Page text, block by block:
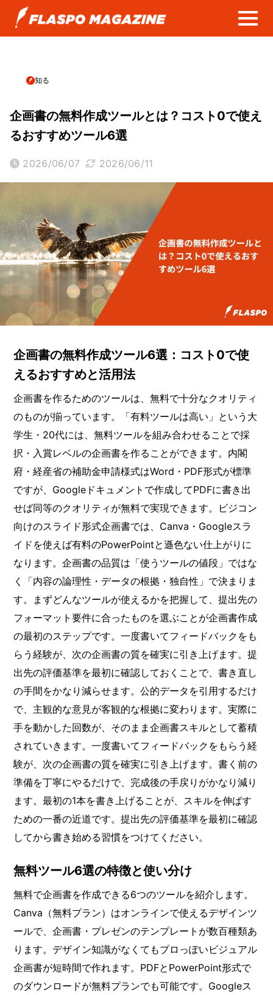
知る
企画書の無料作成ツールとは？コスト0で使え
るおすすめツール6選
2026/06/07 2026/06/11
企画書の無料作成ツール6選：コスト0で使
えるおすすめと活用法
企画書を作るためのツールは、無料で十分なクオリティ
のものが揃っています。「有料ツールは高い」という大
学生・20代には、無料ツールを組み合わせることで採
択・入賞レベルの企画書を作ることができます。内閣
府・経産省の補助金申請様式はWord・PDF形式が標準
ですが、Googleドキュメントで作成してPDFに書き出
せば同等のクオリティが無料で実現できます。ビジコン
向けのスライド形式企画書では、Canva・Googleスラ
イドを使えば有料のPowerPointと遜色ない仕上がりに
なります。企画書の品質は「使うツールの値段」ではな
く「内容の論理性・データの根拠・独自性」で決まりま
す。まずどんなツールが使えるかを把握して、提出先の
フォーマット要件に合ったものを選ぶことが企画書作成
の最初のステップです。一度書いてフィードバックをも
らう経験が、次の企画書の質を確実に引き上げます。提
出先の評価基準を最初に確認しておくことで、書き直し
の手間をかなり減らせます。公的データを引用するだけ
で、主観的な意見が客観的な根拠に変わります。実際に
手を動かした回数が、そのまま企画書スキルとして蓄積
されていきます。一度書いてフィードバックをもらう経
験が、次の企画書の質を確実に引き上げます。書く前の
準備を丁寧にやるだけで、完成後の手戻りがかなり減り
ます。最初の1本を書き上げることが、スキルを伸ばす
ための一番の近道です。提出先の評価基準を最初に確認
してから書き始める習慣をつけてください。
無料ツール6選の特徴と使い分け
無料で企画書を作成できる6つのツールを紹介します。
Canva（無料プラン）はオンラインで使えるデザインツ
ールで、企画書・プレゼンのテンプレートが数百種類あ
ります。デザイン知識がなくてもプロっぽいビジュアル
企画書が短時間で作れます。PDFとPowerPoint形式で
のダウンロードが無料プランでも可能です。Googleス